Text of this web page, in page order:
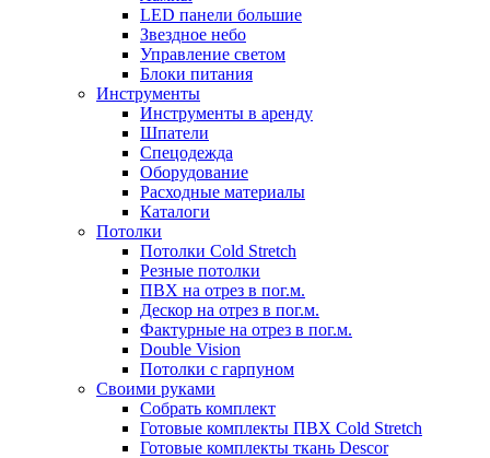
LED панели большие
Звездное небо
Управление светом
Блоки питания
Инструменты
Инструменты в аренду
Шпатели
Спецодежда
Оборудование
Расходные материалы
Каталоги
Потолки
Потолки Cold Stretch
Резные потолки
ПВХ на отрез в пог.м.
Дескор на отрез в пог.м.
Фактурные на отрез в пог.м.
Double Vision
Потолки с гарпуном
Своими руками
Собрать комплект
Готовые комплекты ПВХ Cold Stretch
Готовые комплекты ткань Descor